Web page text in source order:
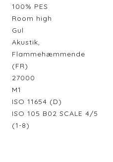
100% PES
Room high
Gul
Akustik,
Flammehæmmende
(FR)
27000
M1
ISO 11654 (D)
ISO 105 B02 SCALE 4/5
(1-8)